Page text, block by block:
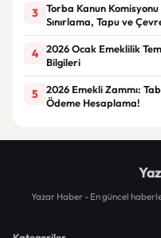
3
Torba Kanun
Sınırlama, Tapu ve
4
2026 Ocak Emeklilik
Bilgileri
5
2026 Emekli Zammı:
Ödeme Hesaplama!
Yazar Haber - En güncel